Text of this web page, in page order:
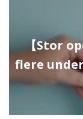
【Stor
flere